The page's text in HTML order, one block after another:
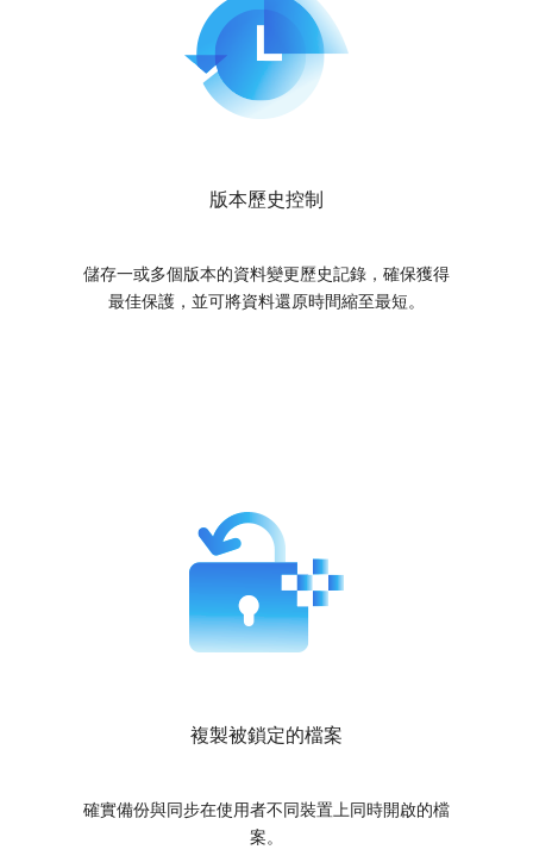
版本歷史控制
儲存一或多個版本的資料變更歷史記錄，確保獲得
最佳保護，並可將資料還原時間縮至最短。
複製被鎖定的檔案
確實備份與同步在使用者不同裝置上同時開啟的檔
案。